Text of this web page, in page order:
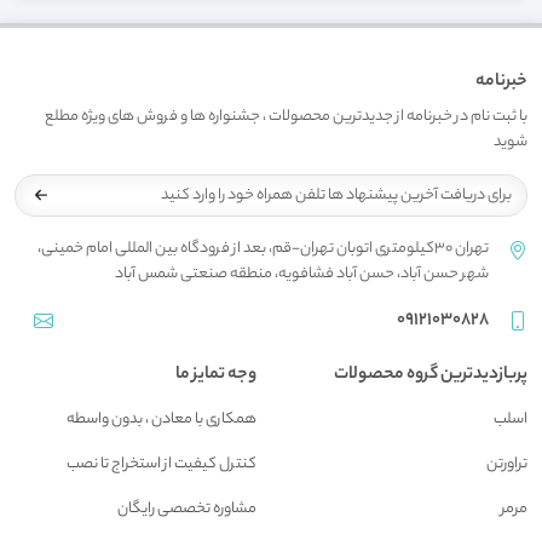
خبرنامه
با ثبت نام در خبرنامه از جدیدترین محصولات ، جشنواره ها و فروش های ویژه مطلع
شوید
تهران 30کیلومتری اتوبان تهران-قم، بعد از فرودگاه بین المللی امام خمینی،
شهر حسن آباد، حسن آباد فشافویه، منطقه صنعتی شمس آباد
09121030828
پربازدیدترین گروه محصولات
اسلب
تراورتن
مرمر
وجه تمایز ما
همکاری با معادن ، بدون واسطه
کنترل کیفیت از استخراج تا نصب
مشاوره تخصصی رایگان